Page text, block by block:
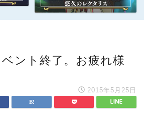
ント終了。お疲れ様
2015年5月25日